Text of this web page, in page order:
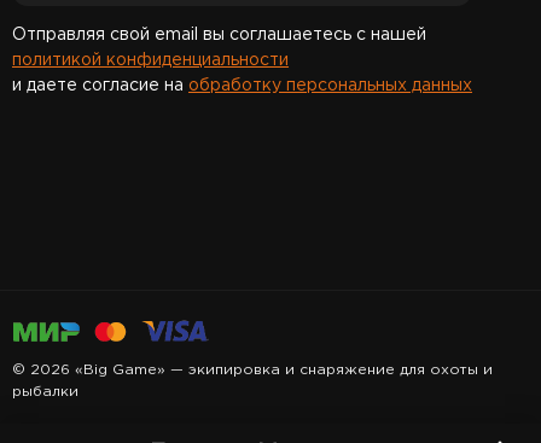
Отправляя свой email вы соглашаетесь с нашей
политикой конфиденциальности
и даете согласие на обработку персональных данных
© 2026 «Big Game» — экипировка и снаряжение для охоты и
рыбалки